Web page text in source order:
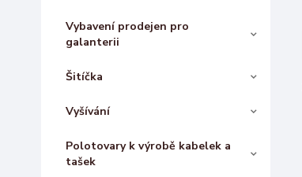
Vybavení prodejen pro
galanterii
Šitíčka
Vyšívání
Polotovary k výrobě kabelek a
tašek